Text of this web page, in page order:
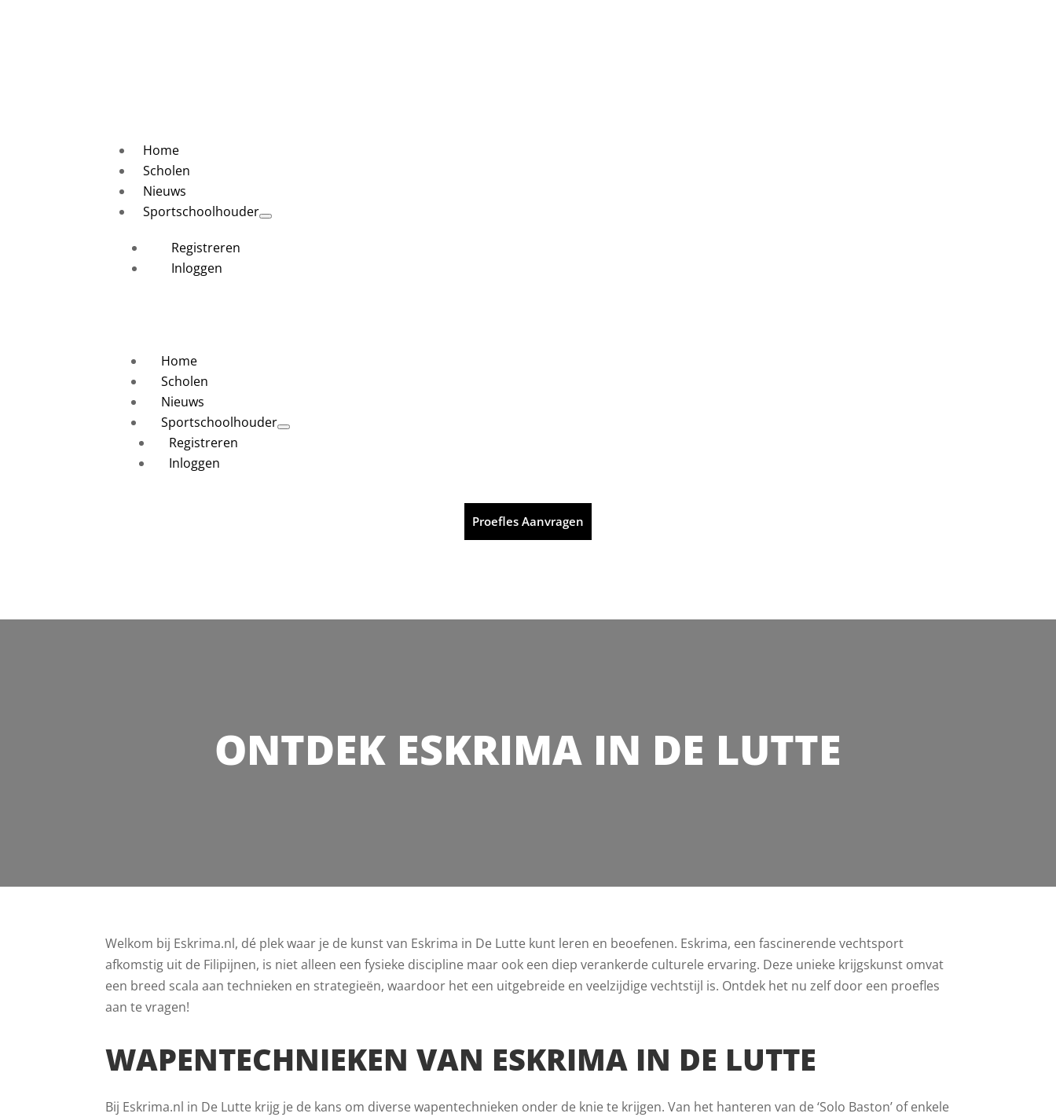
Home
Scholen
Nieuws
Sportschoolhouder
Registreren
Inloggen
Home
Scholen
Nieuws
Sportschoolhouder
Registreren
Inloggen
Proefles Aanvragen
ONTDEK ESKRIMA IN DE LUTTE
Welkom bij Eskrima.nl, dé plek waar je de kunst van Eskrima in De Lutte kunt leren en beoefenen. Eskrima, een fascinerende vechtsport
afkomstig uit de Filipijnen, is niet alleen een fysieke discipline maar ook een diep verankerde culturele ervaring. Deze unieke krijgskunst omvat
een breed scala aan technieken en strategieën, waardoor het een uitgebreide en veelzijdige vechtstijl is. Ontdek het nu zelf door een proefles
aan te vragen!
WAPENTECHNIEKEN VAN ESKRIMA IN DE LUTTE
Bij Eskrima.nl in De Lutte krijg je de kans om diverse wapentechnieken onder de knie te krijgen. Van het hanteren van de ‘Solo Baston’ of enkele